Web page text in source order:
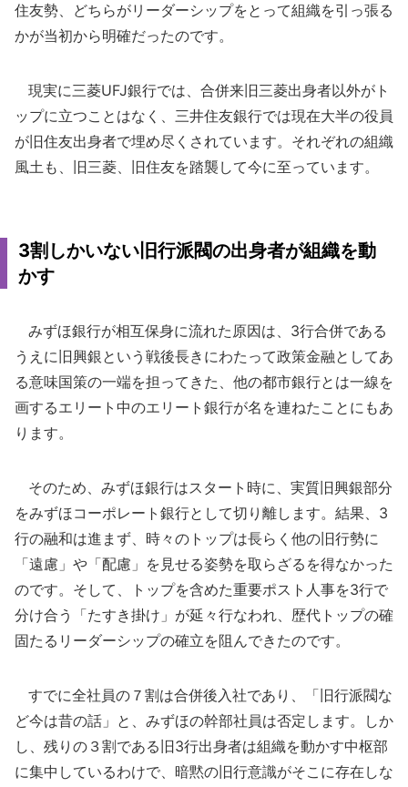
住友勢、どちらがリーダーシップをとって組織を引っ張る
かが当初から明確だったのです。
現実に三菱UFJ銀行では、合併来旧三菱出身者以外がト
ップに立つことはなく、三井住友銀行では現在大半の役員
が旧住友出身者で埋め尽くされています。それぞれの組織
風土も、旧三菱、旧住友を踏襲して今に至っています。
3割しかいない旧行派閥の出身者が組織を動
かす
みずほ銀行が相互保身に流れた原因は、3行合併である
うえに旧興銀という戦後長きにわたって政策金融としてあ
る意味国策の一端を担ってきた、他の都市銀行とは一線を
画するエリート中のエリート銀行が名を連ねたことにもあ
ります。
そのため、みずほ銀行はスタート時に、実質旧興銀部分
をみずほコーポレート銀行として切り離します。結果、3
行の融和は進まず、時々のトップは長らく他の旧行勢に
「遠慮」や「配慮」を見せる姿勢を取らざるを得なかった
のです。そして、トップを含めた重要ポスト人事を3行で
分け合う「たすき掛け」が延々行なわれ、歴代トップの確
固たるリーダーシップの確立を阻んできたのです。
すでに全社員の７割は合併後入社であり、「旧行派閥な
ど今は昔の話」と、みずほの幹部社員は否定します。しか
し、残りの３割である旧3行出身者は組織を動かす中枢部
に集中しているわけで、暗黙の旧行意識がそこに存在しな